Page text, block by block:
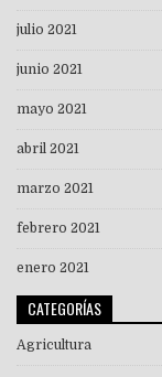
julio 2021
junio 2021
mayo 2021
abril 2021
marzo 2021
febrero 2021
enero 2021
CATEGORÍAS
Agricultura